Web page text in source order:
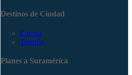
Destinos de Ciudad
Europa
Turquía
Planes a Suramérica